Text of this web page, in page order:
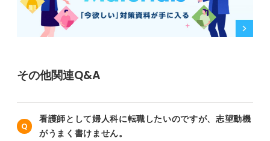
その他関連Q&A
看護師として婦人科に転職したいのですが、志望動機
がうまく書けません。